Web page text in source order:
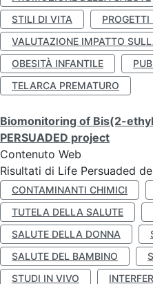
STILI DI VITA
PROGETTI
VALUTAZIONE IMPATTO
OBESITÀ INFANTILE
TELARCA PREMATURO
Biomonitoring of Bis(2-
PERSUADED project
Contenuto Web
Risultati di Life Persuaded
CONTAMINANTI CHIMICI
TUTELA DELLA SALUTE
SALUTE DELLA DONNA
SALUTE DEL BAMBINO
STUDI IN VIVO